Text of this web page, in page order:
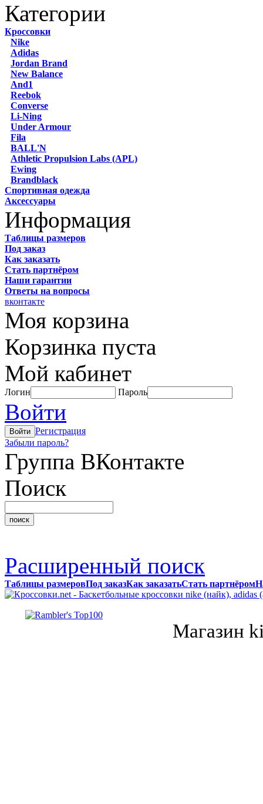
Категории
Кроссовки
Nike
Adidas
Jordan Brand
New Balance
And1
Reebok
Converse
Li-Ning
Under Armour
Fila
BALL'N
Athletic Propulsion Labs (APL)
Ewing
Brandblack
Спортивная одежда
Аксессуары
Информация
Таблицы размеров
Под заказ
Как заказать
Стать партнёром
Наши гарантии
Ответы на вопросы
вконтакте
Моя корзина
Корзинка пуста
Мой кабинет
Логин Пароль
Войти
Регистрация
Забыли пароль?
Группа ВКонтакте
Поиск
Расширенный поиск
Таблицы размеровПод заказКак заказатьСтать партнёром
Магазин